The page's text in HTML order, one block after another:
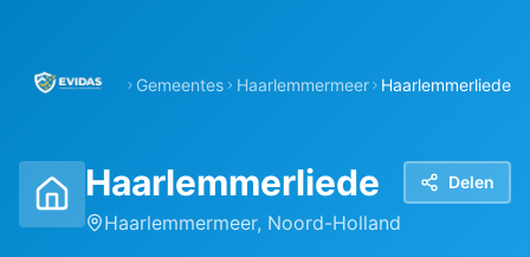
Gemeentes Haarlemmermeer Haarlemmerliede
Haarlemmerliede
Haarlemmermeer, Noord-Holland
Delen